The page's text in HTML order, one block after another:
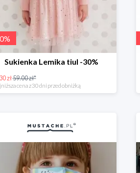
%
Sukienka Lemika tiul -30%
zł59.00 zł*
cena z 30 dni przed obniżką